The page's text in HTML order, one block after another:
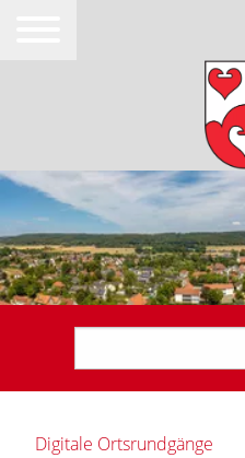
Digitale Ortsrundgänge